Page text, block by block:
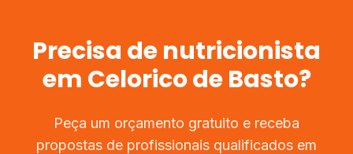
Precisa denutricionista
em Celorico de Basto?
Peça um orçamento gratuito e receba
propostas de profissionais qualificados em